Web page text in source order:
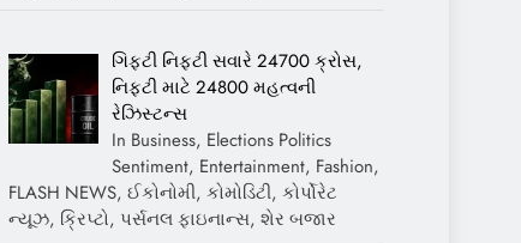
ગિફ્ટી નિફ્ટી સવારે 24700 ક્રોસ,
નિફ્ટી માટે 24800 મહત્વની
રેઝિસ્ટન્સ
In Business, Elections Politics
Sentiment, Entertainment, Fashion,
FLASH NEWS, ઈકોનોમી, કોમોડિટી, કોર્પોરેટ
ન્યૂઝ, ક્રિપ્ટો, પર્સનલ ફાઇનાન્સ, શેર બજાર